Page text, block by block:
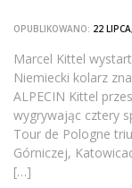
OPUBLIKOWANO: 22
Marcel Kittel
Niemiecki kolarz
ALPECIN Kittel
wygrywając cztery
Tour de Pologne
Górniczej,
[…]